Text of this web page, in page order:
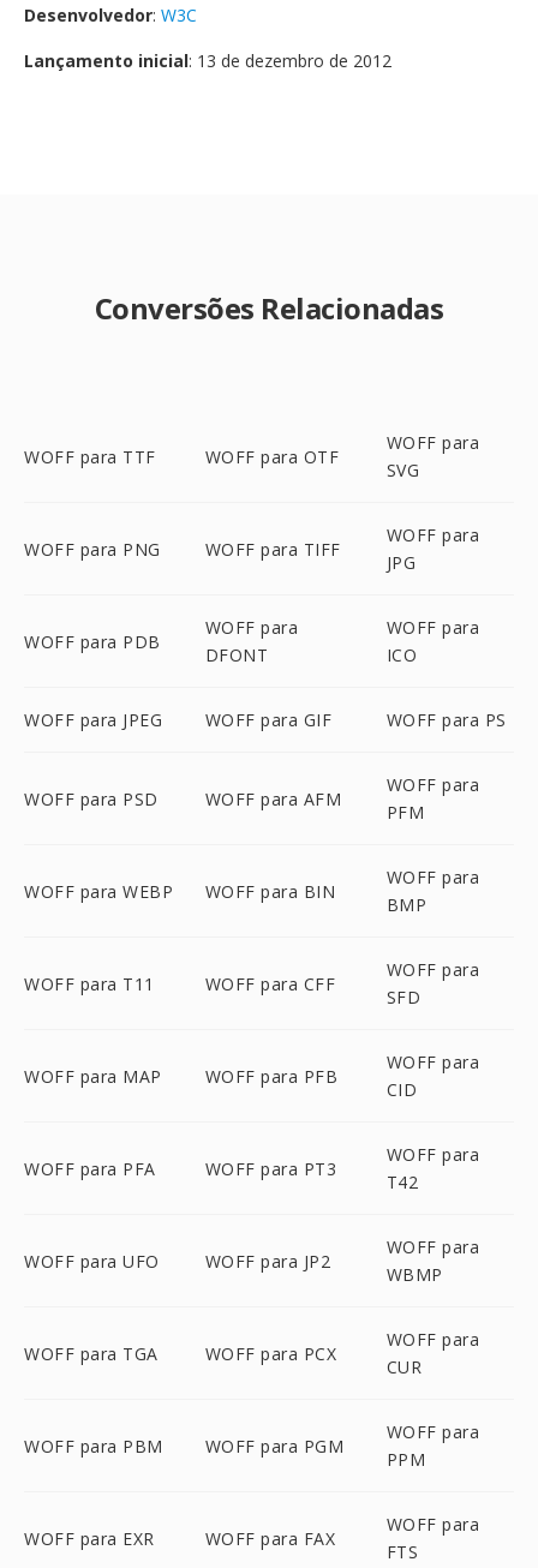
Desenvolvedor: W3C
Lançamento inicial: 13 de dezembro de 2012
Conversões Relacionadas
WOFF para TTF WOFF para OTF
WOFF para
SVG
WOFF para PNG WOFF para TIFF
WOFF para
JPG
WOFF para PDB
WOFF para
DFONT
WOFF para
ICO
WOFF para JPEG WOFF para GIF WOFF para PS
WOFF para PSD WOFF para AFM
WOFF para
PFM
WOFF para WEBP WOFF para BIN
WOFF para
BMP
WOFF para T11 WOFF para CFF
WOFF para
SFD
WOFF para MAP WOFF para PFB
WOFF para
CID
WOFF para PFA WOFF para PT3
WOFF para
T42
WOFF para UFO WOFF para JP2
WOFF para
WBMP
WOFF para TGA WOFF para PCX
WOFF para
CUR
WOFF para PBM WOFF para PGM
WOFF para
PPM
WOFF para EXR WOFF para FAX
WOFF para
FTS